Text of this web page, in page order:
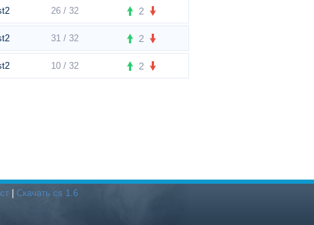
26 / 32 2
31 / 32 2
10 / 32 2
Скачать cs 1.6